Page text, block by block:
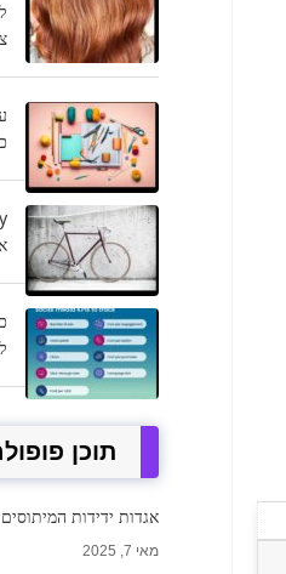
תוכן
אגדות ידידות
מאי 7, 2025